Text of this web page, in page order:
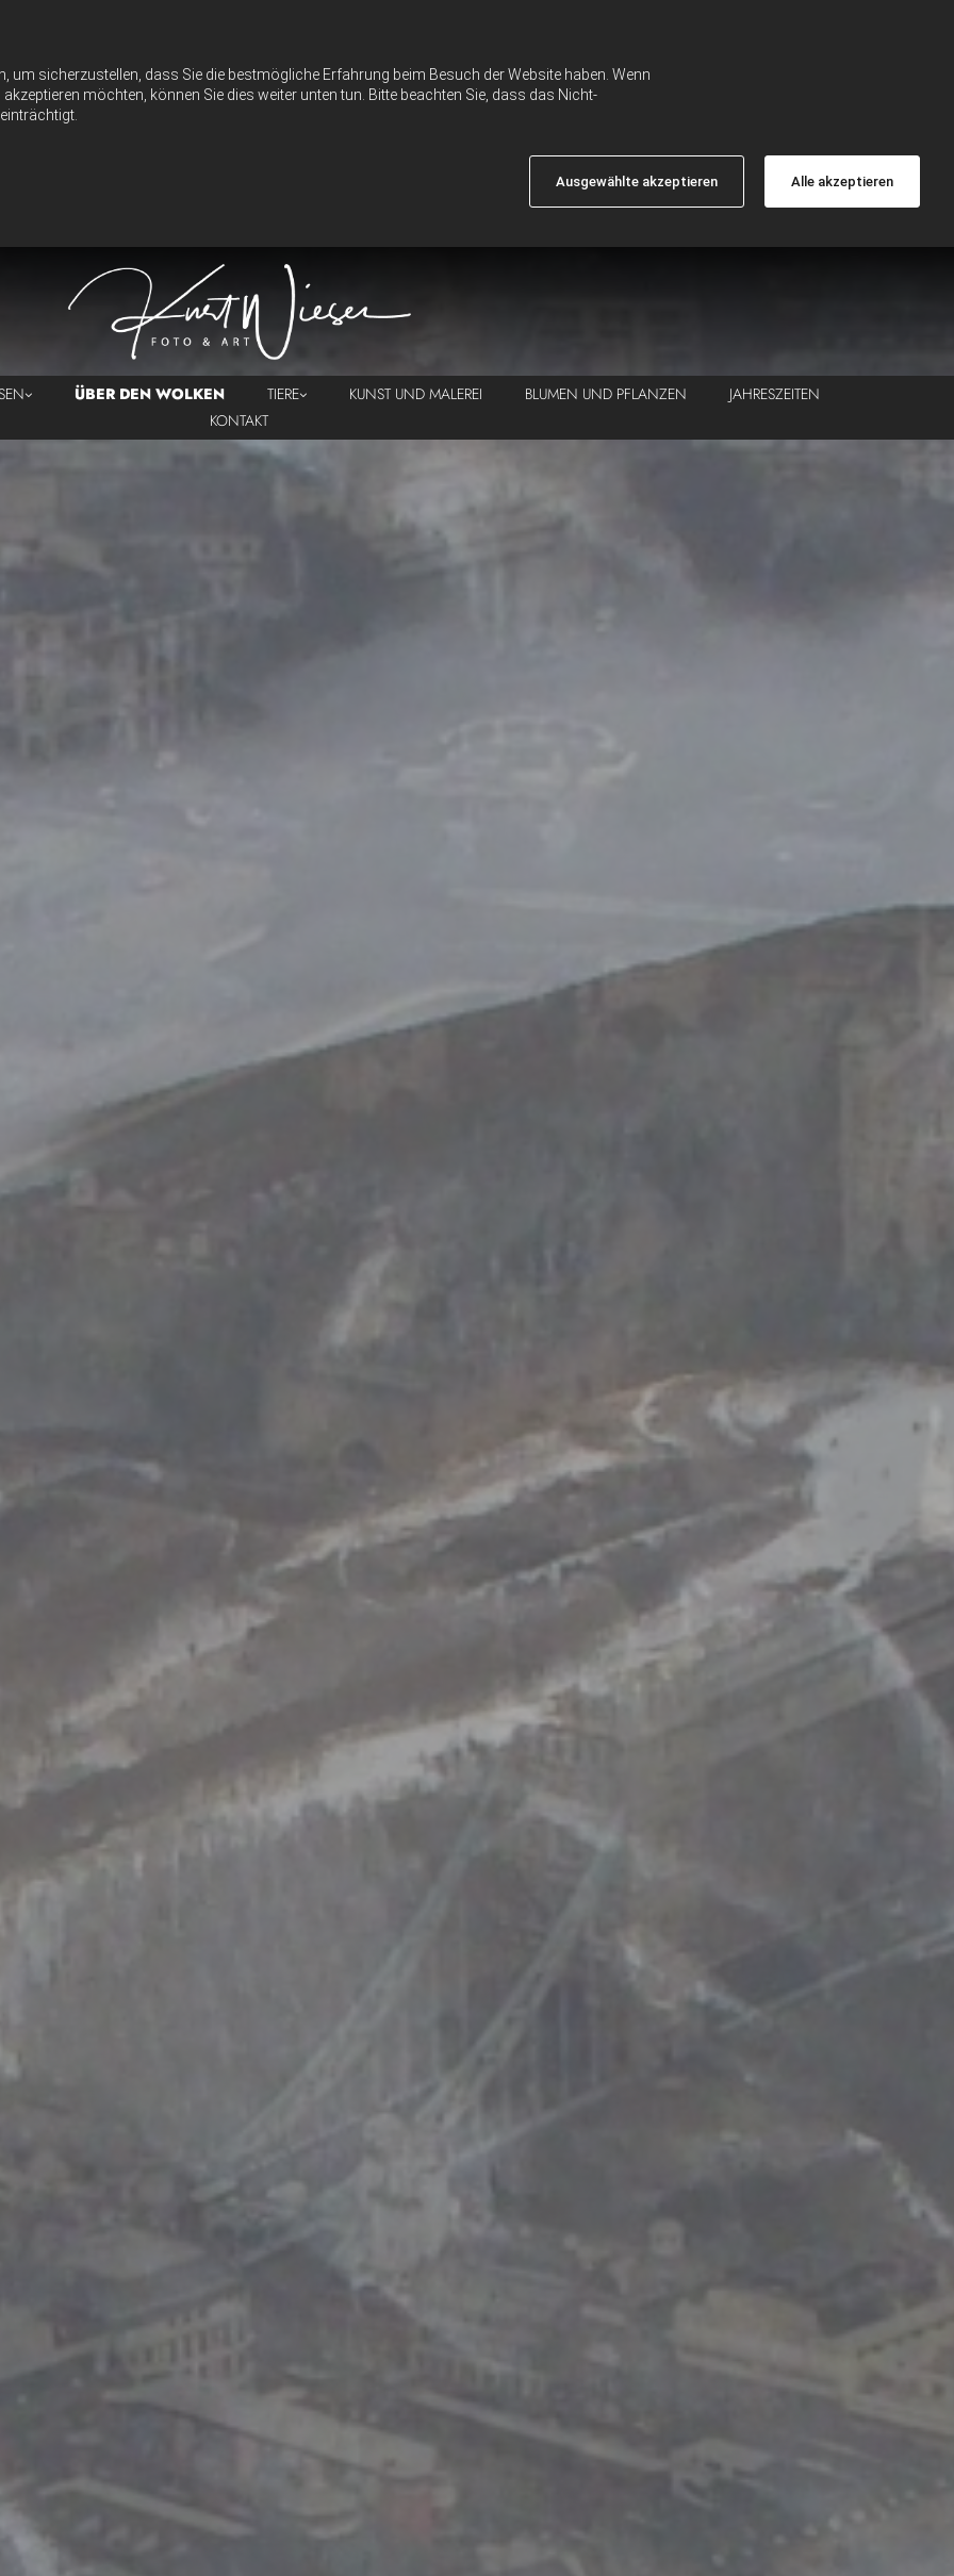
um sicherzustellen, dass Sie die bestmögliche Erfahrung beim Besuch der Website haben. Wenn
möchten, können Sie dies weiter unten tun. Bitte beachten Sie, dass das Nicht-
Ausgewählte akzeptieren Alle akzeptieren
ÜBER DEN WOLKEN TIERE KUNST UND MALEREI BLUMEN UND PFLANZEN
JAHRESZEITEN
KONTAKT